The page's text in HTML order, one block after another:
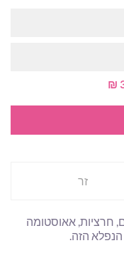
זר
חרציות, אאוסטומה
הזה.